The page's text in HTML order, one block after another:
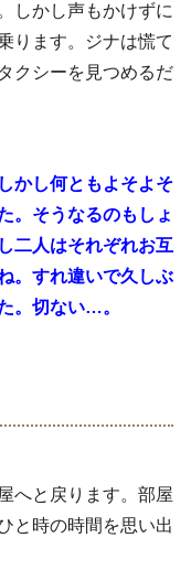
しかし声もかけずに
ります。ジナは慌て
クシーを見つめるだ
かし何ともよそよそ
。そうなるのもしょ
二人はそれぞれお互
。すれ違いで久しぶ
。切ない…。
へと戻ります。部屋
と時の時間を思い出